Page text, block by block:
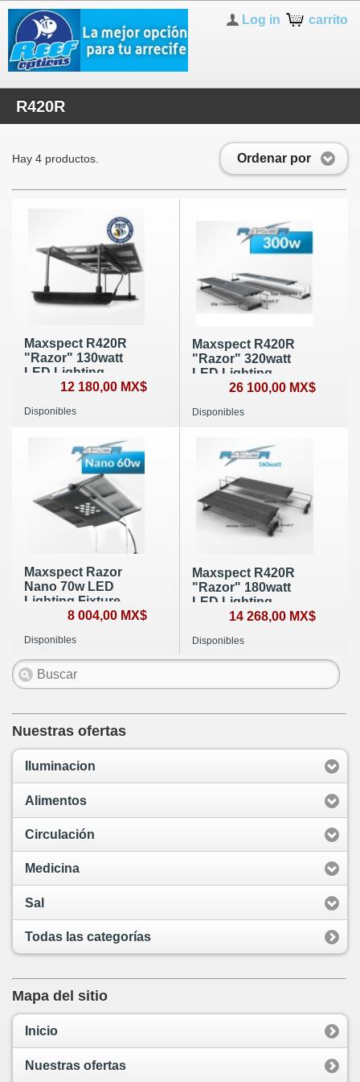
carrito
Log in
R420R
Ordenar por
Hay 4 productos.
Maxspect R420R
"Razor" 130watt
LED Lighting
Fixture12 180,00 MX$
Disponibles
Maxspect R420R
"Razor" 320watt
LED Lighting
Fixture26 100,00 MX$
Disponibles
Maxspect Razor
Nano 70w LED
Lighting Fixture
8 004,00 MX$
Disponibles
Maxspect R420R
"Razor" 180watt
LED Lighting
Fixture14 268,00 MX$
Disponibles
Nuestras ofertas
Iluminacion
Alimentos
Circulación
Medicina
Sal
Todas las categorías
Mapa del sitio
Inicio
Nuestras ofertas